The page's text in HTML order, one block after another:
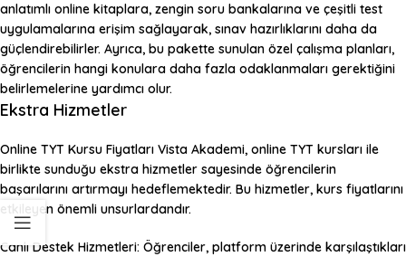
anlatımlı online kitaplara, zengin soru bankalarına ve çeşitli test
uygulamalarına erişim sağlayarak, sınav hazırlıklarını daha da
güçlendirebilirler. Ayrıca, bu pakette sunulan özel çalışma planları,
öğrencilerin hangi konulara daha fazla odaklanmaları gerektiğini
belirlemelerine yardımcı olur.
Ekstra Hizmetler
Online TYT Kursu Fiyatları Vista Akademi, online TYT kursları ile
birlikte sunduğu ekstra hizmetler sayesinde öğrencilerin
başarılarını artırmayı hedeflemektedir. Bu hizmetler, kurs fiyatlarını
etkileyen önemli unsurlardandır.
Canlı Destek Hizmetleri: Öğrenciler, platform üzerinde karşılaştıkları